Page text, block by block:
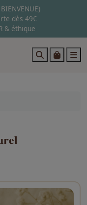
dès 49€
& éthique
SearchCart